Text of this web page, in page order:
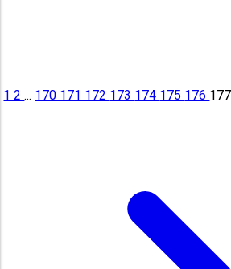
12... 170 171 172 173 174 175 176 177